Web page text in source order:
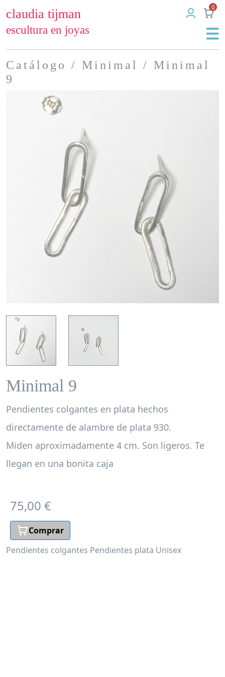
claudia tijman
escultura en joyas
0
Catálogo / Minimal
/ Minimal
9
Minimal 9
Pendientes colgantes en plata hechos
directamente de alambre de plata 930.
Miden aproximadamente 4 cm. Son ligeros. Te
llegan en una bonita caja
75,00 €
Comprar
Pendientes colgantes Pendientes plata Unisex